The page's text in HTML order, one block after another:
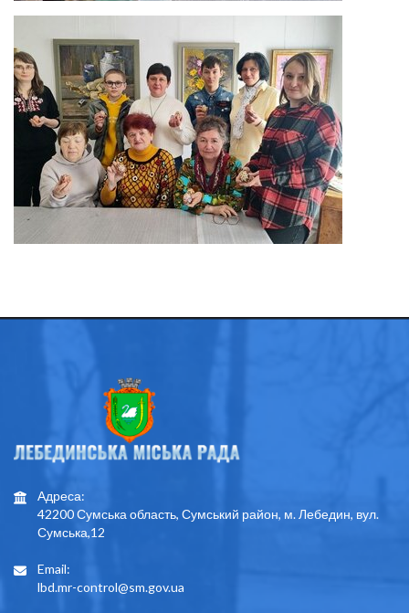
Адреса:
42200 Сумська область, Сумський район, м. Лебедин, вул.
Сумська,12
Email:
lbd.mr-control@sm.gov.ua